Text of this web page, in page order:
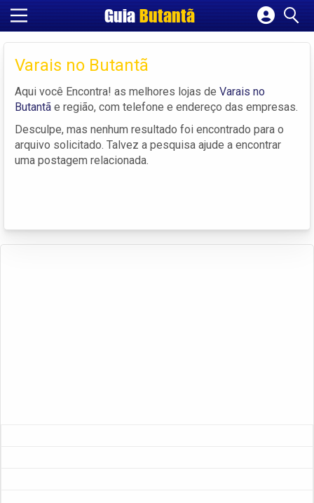
GuiaButantã
Cadastrar empresa
Fazer login
Criar conta
Varais no Butantã
Aqui você Encontra! as melhores lojas de Varais no
Butantã e região, com telefone e endereço das empresas.
Desculpe, mas nenhum resultado foi encontrado para o
arquivo solicitado. Talvez a pesquisa ajude a encontrar
uma postagem relacionada.